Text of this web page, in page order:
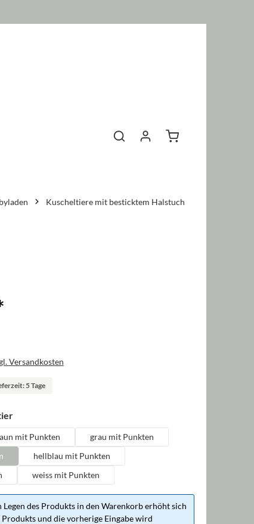
Warenkorb enthält 0
Kuscheltiere mit besticktem Halstuch
Versandkosten
5 Tage
auswählen
mit Punkten
grau mit Punkten
hellblau mit Punkten
weiss mit Punkten
Legen des Produkts in den Warenkorb erhöht sich
Produkts und die vorherige Eingabe wird